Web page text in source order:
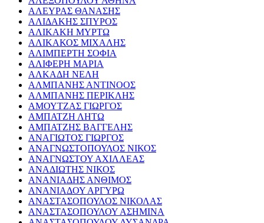
ΑΛΕΥΡΑΣ ΘΑΝΑΣΗΣ
ΑΛΙΔΑΚΗΣ ΣΠΥΡΟΣ
ΑΛΙΚΑΚΗ ΜΥΡΤΩ
ΑΛΙΚΑΚΟΣ ΜΙΧΑΛΗΣ
ΑΛΙΜΠΕΡΤΗ ΣΟΦΙΑ
ΑΛΙΦΕΡΗ ΜΑΡΙΑ
ΑΛΚΑΔΗ ΝΕΛΗ
ΑΛΜΠΑΝΗΣ ΑΝΤΙΝΟΟΣ
ΑΛΜΠΑΝΗΣ ΠΕΡΙΚΛΗΣ
ΑΜΟΥΤΖΑΣ ΓΙΩΡΓΟΣ
ΑΜΠΑΤΖΗ ΛΗΤΩ
ΑΜΠΑΤΖΗΣ ΒΑΓΓΕΛΗΣ
ΑΝΑΓΙΩΤΟΣ ΓΙΩΡΓΟΣ
ΑΝΑΓΝΩΣΤΟΠΟΥΛΟΣ ΝΙΚΟΣ
ΑΝΑΓΝΩΣΤΟΥ ΑΧΙΛΛΕΑΣ
ΑΝΑΔΙΩΤΗΣ ΝΙΚΟΣ
ΑΝΑΝΙΑΔΗΣ ΑΝΘΙΜΟΣ
ΑΝΑΝΙΑΔΟΥ ΑΡΓΥΡΩ
ΑΝΑΣΤΑΣΟΠΟΥΛΟΣ ΝΙΚΟΛΑΣ
ΑΝΑΣΤΑΣΟΠΟΥΛΟΥ ΑΣΗΜΙΝΑ